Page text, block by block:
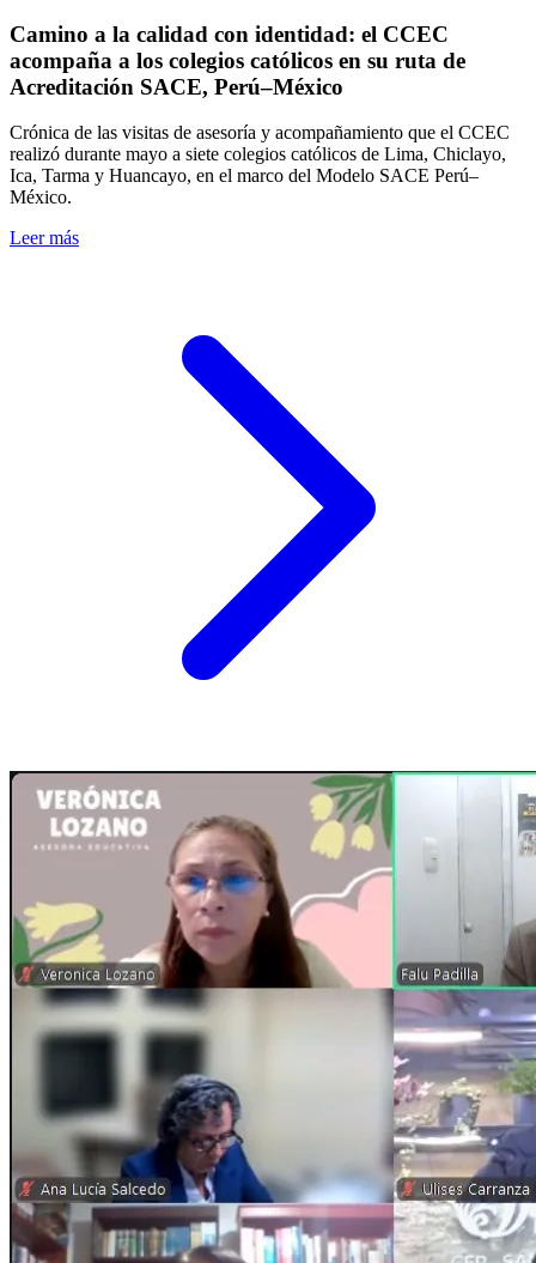
Camino a la calidad con identidad: el CCEC
acompaña a los colegios católicos en su ruta de
Acreditación SACE, Perú–México
Crónica de las visitas de asesoría y acompañamiento que el CCEC
realizó durante mayo a siete colegios católicos de Lima, Chiclayo,
Ica, Tarma y Huancayo, en el marco del Modelo SACE Perú–
México.
Leer más